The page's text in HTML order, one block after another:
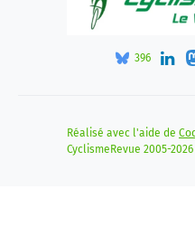
396
Réalisé avec l'aide de
CyclismeRevue 2005-